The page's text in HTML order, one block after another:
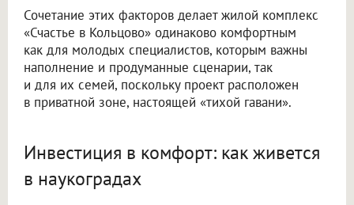
Сочетание этих факторов делает жилой комплекс
«Счастье в Кольцово» одинаково комфортным
как для молодых специалистов, которым важны
наполнение и продуманные сценарии, так
и для их семей, поскольку проект расположен
в приватной зоне, настоящей «тихой гавани».
Инвестиция в комфорт: как живется
в наукоградах